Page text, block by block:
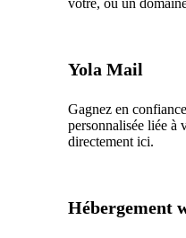
vôtre, ou un
Yola Mail
Gagnez en
personnalisée liée à
directement ici.
Hébergement